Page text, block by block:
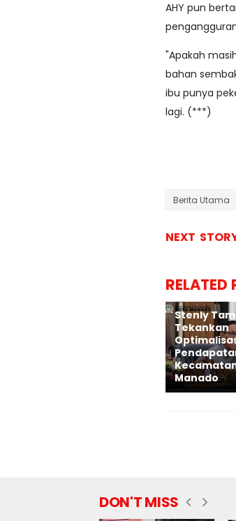
AHY pun
"Apakah
bahan
ibu punya
lagi. (***)
Berita Utama
NEXT
RELATED
Stenly
Tekankan
Manado
DON'T MISS